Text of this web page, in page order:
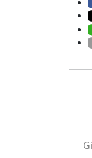
Gib deine E-Mail-Adresse ein ...